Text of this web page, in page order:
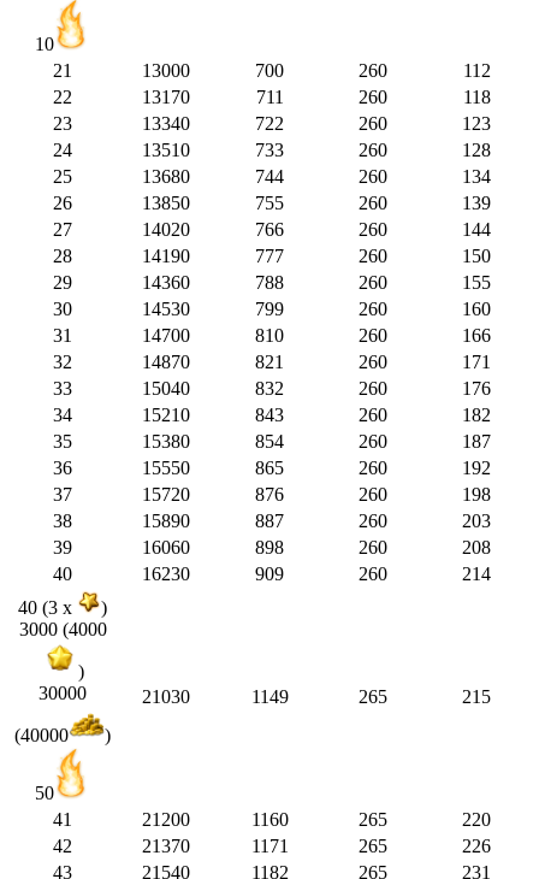
10
21 13000 700 260
112
22
13170 711 260
118
23
13340 722 260
123
24
13510 733 260
128
25
13680 744 260
134
26
13850 755 260
139
27
14020 766 260
144
28
14190 777 260
150
29
14360 788 260
155
30
14530 799 260
160
31
14700 810 260
166
32
14870 821 260
171
33
15040 832 260
176
34
15210 843 260
182
35
15380 854 260
187
36
15550 865 260
192
37
15720 876 260
198
38
15890 887 260
203
39
16060 898 260
208
40
16230 909 260
214
40 (3 x
)
3000 (4000
)
30000
(40000 )
50
21030 1149 265 215
41 21200 1160 265
220
42
21370 1171 265
226
43
21540 1182 265 231